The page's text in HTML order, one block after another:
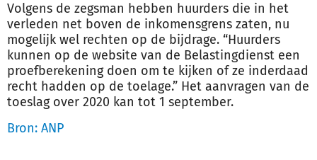
Volgens de zegsman hebben huurders die in het
verleden net boven de inkomensgrens zaten, nu
mogelijk wel rechten op de bijdrage. “Huurders
kunnen op de website van de Belastingdienst een
proefberekening doen om te kijken of ze inderdaad
recht hadden op de toelage.” Het aanvragen van de
toeslag over 2020 kan tot 1 september.
Bron: ANP